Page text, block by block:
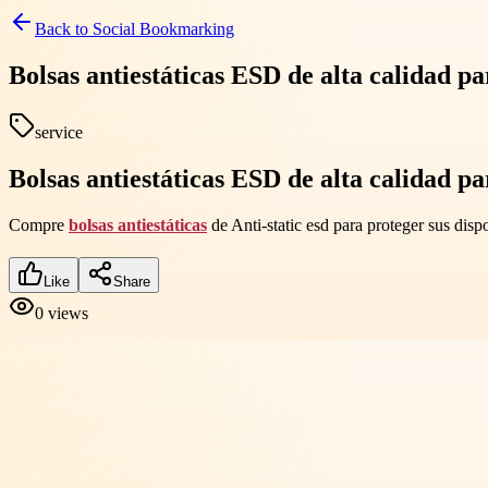
Back to Social Bookmarking
Bolsas antiestáticas ESD de alta calidad
service
Bolsas antiestáticas ESD de alta calidad
Compre bolsas antiestáticas de Anti-static esd para proteger sus
Like Share
0 views